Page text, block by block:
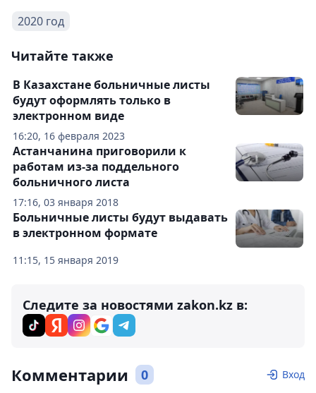
2020 год
Читайте также
16:20, 16 февраля 2023
В Казахстане больничные листы
будут оформлять только в
электронном виде
17:16, 03 января 2018
Астанчанина приговорили к
работам из-за поддельного
больничного листа
11:15, 15 января 2019
Больничные листы будут выдавать
в электронном формате
Следите за новостями zakon.kz в:
Комментарии 0 Вход